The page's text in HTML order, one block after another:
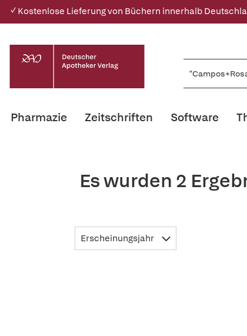
✓ Kostenlose Lieferung von Büchern innerhalb
Pharmazie Zeitschriften Software
Es wurden 2
Erscheinungsjahr